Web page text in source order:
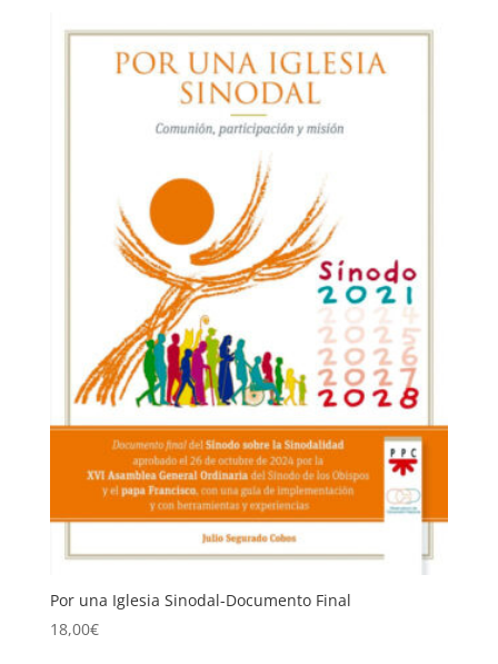
Por una Iglesia Sinodal-Documento Final
18,00€